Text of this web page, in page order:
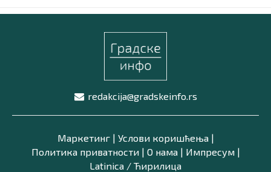
redakcija@gradskeinfo.rs
Маркетинг| Услови коришћења|
Политика приватности| О нама| Импресум|
Latinica / Ћирилица